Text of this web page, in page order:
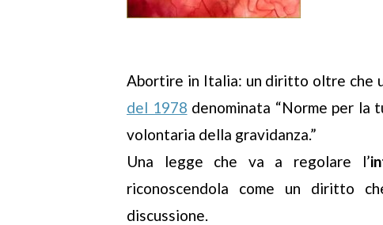
Abortire in Italia: un diritto oltre che
del 1978 denominata “Norme per la
volontaria della gravidanza.”
Una legge che va a regolare l’
riconoscendola come un diritto
discussione.